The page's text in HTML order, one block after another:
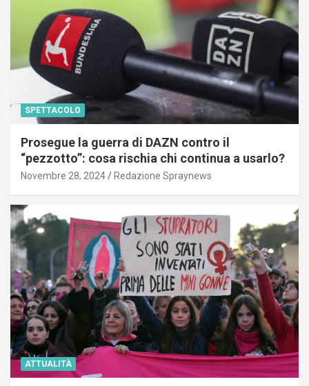
SPETTACOLO
Prosegue la guerra di DAZN contro il
“pezzotto”: cosa rischia chi continua a usarlo?
Novembre 28, 2024 Redazione Spraynews
ATTUALITÀ